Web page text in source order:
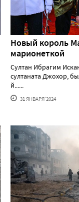
Новый король
марионеткой
Султан Ибрагим
султаната Джохор,
й......
31 ЯНВАРЯ'2024